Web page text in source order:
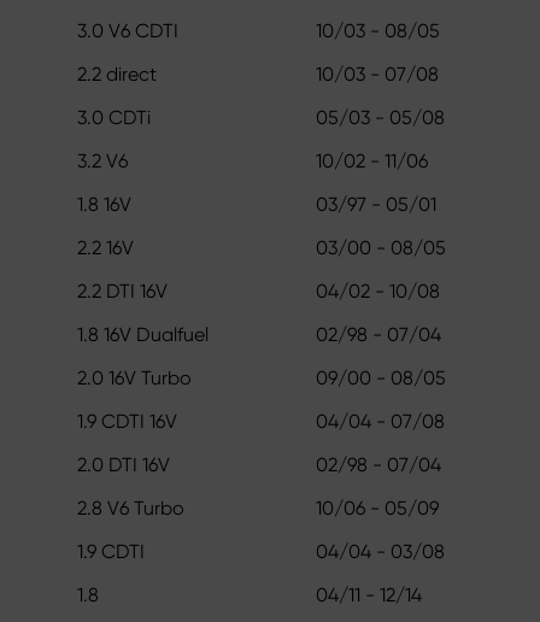
3.0 V6 CDTI
10/03 - 08/05
2.2 direct
10/03 - 07/08
3.0 CDTi
05/03 - 05/08
3.2 V6
10/02 - 11/06
1.8 16V
03/97 - 05/01
2.2 16V
03/00 - 08/05
2.2 DTI 16V
04/02 - 10/08
1.8 16V Dualfuel
02/98 - 07/04
2.0 16V Turbo
09/00 - 08/05
1.9 CDTI 16V
04/04 - 07/08
2.0 DTI 16V
02/98 - 07/04
2.8 V6 Turbo
10/06 - 05/09
1.9 CDTI
04/04 - 03/08
1.8
04/11 - 12/14